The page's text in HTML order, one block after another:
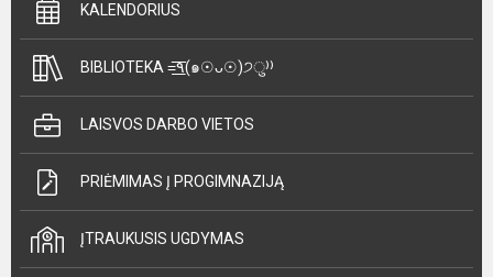
KALENDORIUS
BIBLIOTEKA =͟͟͞͞٩(๑☉ᴗ☉)੭ु⁾⁾
LAISVOS DARBO VIETOS
PRIĖMIMAS Į PROGIMNAZIJĄ
ĮTRAUKUSIS UGDYMAS